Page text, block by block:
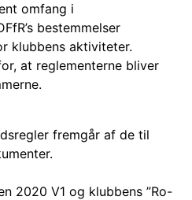
omfang i
bestemmelser
klubbens aktiviteter.
at reglementerne bliver
fremgår af de til
2020 V1 og klubbens ”Ro-